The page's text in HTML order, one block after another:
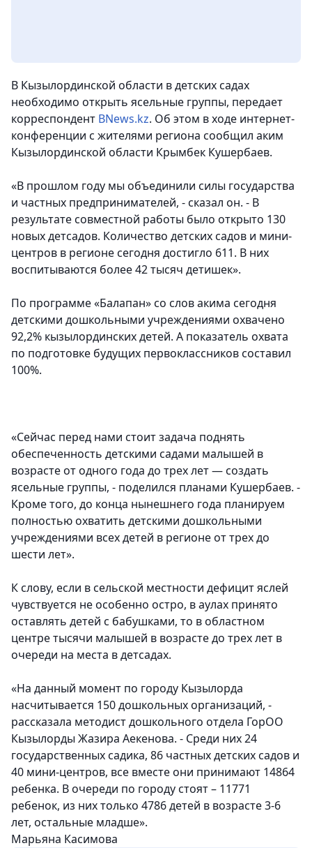
В Кызылординской области в детских садах
необходимо открыть ясельные группы, передает
корреспондент BNews.kz. Об этом в ходе интернет-
конференции с жителями региона сообщил аким
Кызылординской области Крымбек Кушербаев.
«В прошлом году мы объединили силы государства
и частных предпринимателей, - сказал он. - В
результате совместной работы было открыто 130
новых детсадов. Количество детских садов и мини-
центров в регионе сегодня достигло 611. В них
воспитываются более 42 тысяч детишек».
По программе «Балапан» со слов акима сегодня
детскими дошкольными учреждениями охвачено
92,2% кызылординских детей. А показатель охвата
по подготовке будущих первоклассников составил
100%.
«Сейчас перед нами стоит задача поднять
обеспеченность детскими садами малышей в
возрасте от одного года до трех лет — создать
ясельные группы, - поделился планами Кушербаев. -
Кроме того, до конца нынешнего года планируем
полностью охватить детскими дошкольными
учреждениями всех детей в регионе от трех до
шести лет».
К слову, если в сельской местности дефицит яслей
чувствуется не особенно остро, в аулах принято
оставлять детей с бабушками, то в областном
центре тысячи малышей в возрасте до трех лет в
очереди на места в детсадах.
«На данный момент по городу Кызылорда
насчитывается 150 дошкольных организаций, -
рассказала методист дошкольного отдела ГорОО
Кызылорды Жазира Аекенова. - Среди них 24
государственных садика, 86 частных детских садов и
40 мини-центров, все вместе они принимают 14864
ребенка. В очереди по городу стоят – 11771
ребенок, из них только 4786 детей в возрасте 3-6
лет, остальные младше».
Марьяна Касимова